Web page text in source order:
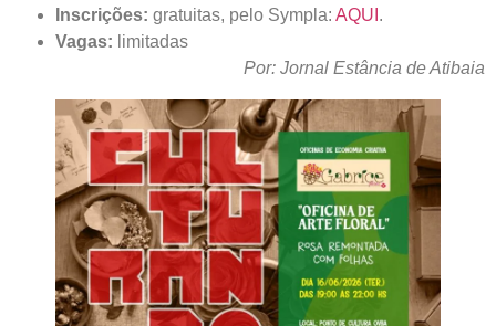
Inscrições: gratuitas, pelo Sympla: AQUI .
Vagas: limitadas
Por: Jornal Estância de Atibaia